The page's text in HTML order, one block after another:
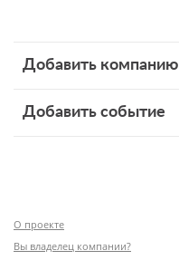
Добавить компанию
Добавить событие
О проекте
Вы владелец компании?